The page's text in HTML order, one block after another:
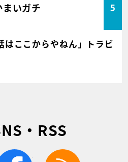
まいガチ 5
はここからやねん」トラビ
・RSS
facebook